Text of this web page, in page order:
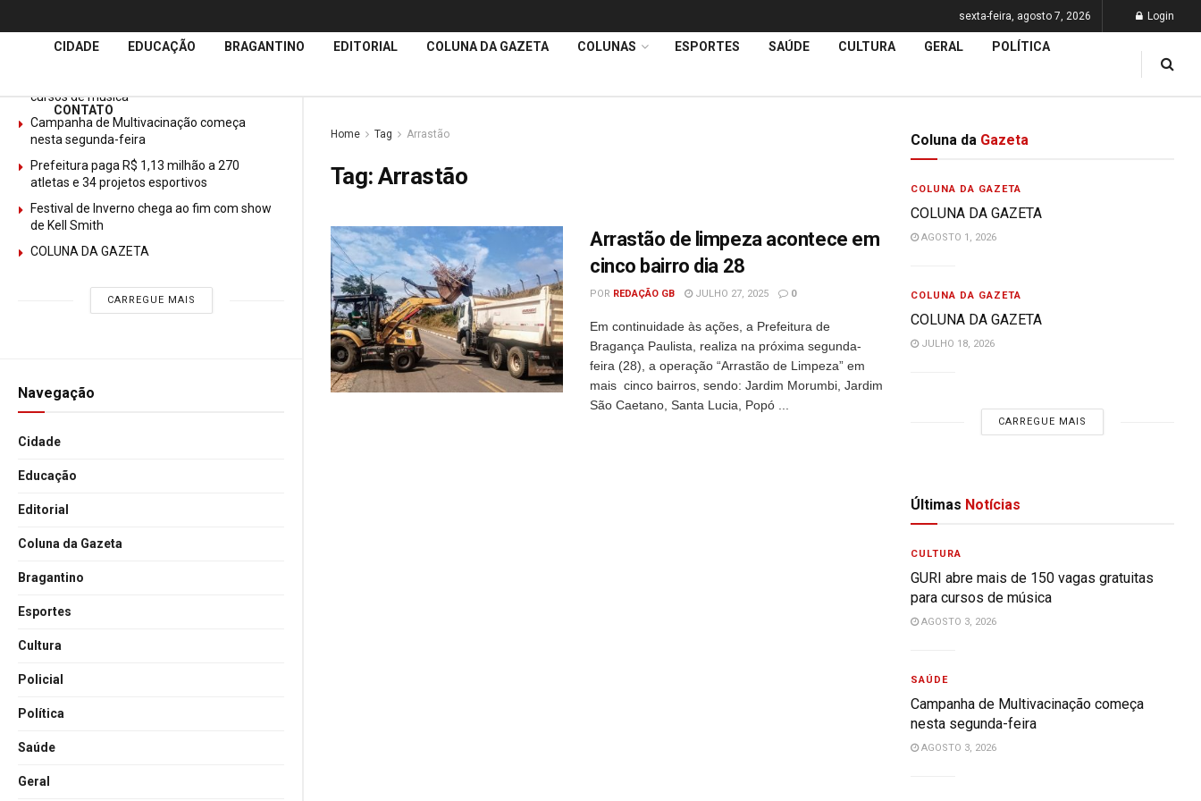
ÚltimasNotícias
cursos de música
Campanha de Multivacinação começa
nesta segunda-feira
Prefeitura paga R$ 1,13 milhão a 270
atletas e 34 projetos esportivos
Festival de Inverno chega ao fim com show
de Kell Smith
COLUNA DA GAZETA
CARREGUE MAIS
Navegação
Cidade
Educação
Editorial
Coluna da Gazeta
Bragantino
Esportes
Cultura
Policial
Política
Saúde
Geral
sexta-feira, agosto 7, 2026 Login
CIDADE EDUCAÇÃO BRAGANTINO EDITORIAL COLUNA DA GAZETA COLUNAS ESPORTES SAÚDE CULTURA GERAL POLÍTICA
CONTATO
Home Tag Arrastão
Tag:Arrastão
Arrastão de limpeza acontece em
cinco bairro dia 28
POR REDAÇÃO GB JULHO 27, 2025 0
Em continuidade às ações, a Prefeitura de
Bragança Paulista, realiza na próxima segunda-
feira (28), a operação “Arrastão de Limpeza” em
mais cinco bairros, sendo: Jardim Morumbi, Jardim
São Caetano, Santa Lucia, Popó ...
Coluna da Gazeta
COLUNA DA GAZETA
COLUNA DA GAZETA
AGOSTO 1, 2026
COLUNA DA GAZETA
COLUNA DA GAZETA
JULHO 18, 2026
CARREGUE MAIS
Últimas Notícias
CULTURA
GURI abre mais de 150 vagas gratuitas
para cursos de música
AGOSTO 3, 2026
SAÚDE
Campanha de Multivacinação começa
nesta segunda-feira
AGOSTO 3, 2026